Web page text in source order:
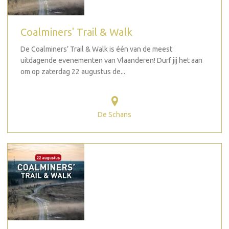
Coalminers' Trail & Walk
De Coalminers’ Trail & Walk is één van de meest
uitdagende evenementen van Vlaanderen! Durf jij het aan
om op zaterdag 22 augustus de...
De Schans